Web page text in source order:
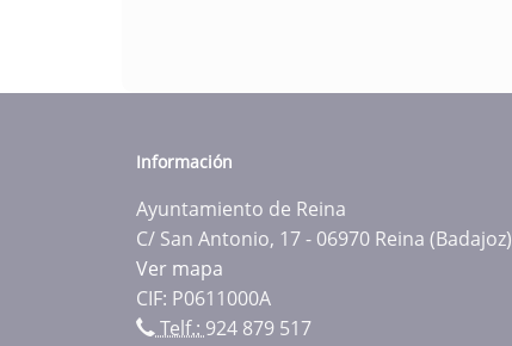
Información
Ayuntamiento de Reina
C/ San Antonio, 17 - 06970 Reina (Badajoz)
Ver mapa
CIF: P0611000A
Telf.:924 879 517